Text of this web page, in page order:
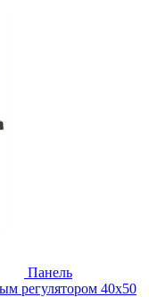
Панель
регулятором 40х50